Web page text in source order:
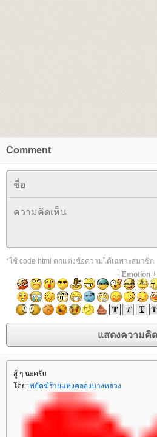
Comment
*ใช้ code html ตกแต่งข้อความได้เฉพาะสมาชิก
+ Emotion+
สู้ ๆ นะครับ
ดย: พยัคฆ์ร้ายแห่งคลองบางหลวง